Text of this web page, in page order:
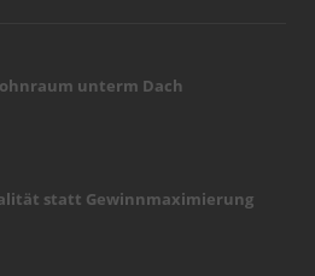
unterm Dach
statt Gewinnmaximierung